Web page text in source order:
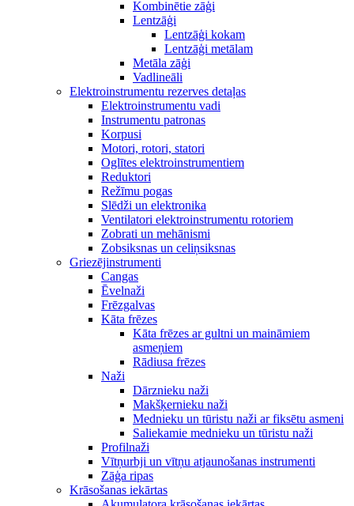
Kombinētie zāģi
Lentzāģi
Lentzāģi kokam
Lentzāģi metālam
Metāla zāģi
Vadlineāli
Elektroinstrumentu rezerves detaļas
Elektroinstrumentu vadi
Instrumentu patronas
Korpusi
Motori, rotori, statori
Oglītes elektroinstrumentiem
Reduktori
Režīmu pogas
Slēdži un elektronika
Ventilatori elektroinstrumentu rotoriem
Zobrati un mehānismi
Zobsiksnas un celiņsiksnas
Griezējinstrumenti
Cangas
Ēvelnaži
Frēzgalvas
Kāta frēzes
Kāta frēzes ar gultni un maināmiem
asmeņiem
Rādiusa frēzes
Naži
Dārznieku naži
Makšķernieku naži
Mednieku un tūristu naži ar fiksētu asmeni
Saliekamie mednieku un tūristu naži
Profilnaži
Vītņurbji un vītņu atjaunošanas instrumenti
Zāģa ripas
Krāsošanas iekārtas